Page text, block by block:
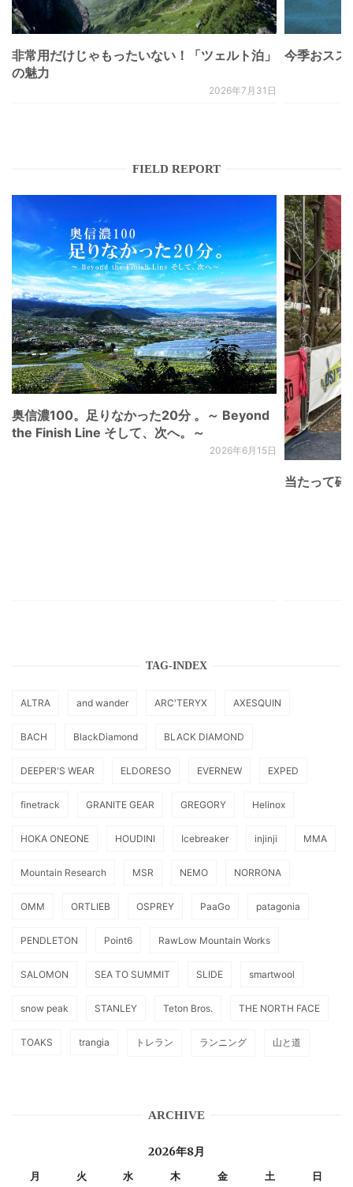
非常用だけじゃもったいない！「ツェルト泊」
の魅力
2026年7月31日
今季おスス
FIELD REPORT
奥信濃100。足りなかった20分 。～ Beyond
the Finish Line そして、次へ。～
2026年6月15日
当たって砕
TAG-INDEX
ALTRA and wander ARC'TERYX AXESQUIN
BACH BlackDiamond BLACK DIAMOND
DEEPER'S WEAR ELDORESO EVERNEW EXPED
finetrack GRANITE GEAR GREGORY Helinox
HOKA ONEONE HOUDINI Icebreaker injinji MMA
Mountain Research MSR NEMO NORRONA
OMM ORTLIEB OSPREY PaaGo patagonia
PENDLETON Point6 RawLow Mountain Works
SALOMON SEA TO SUMMIT SLIDE smartwool
snow peak STANLEY Teton Bros. THE NORTH FACE
TOAKS trangia トレラン ランニング 山と道
ARCHIVE
2026年8月
月 火 水 木 金 土 日